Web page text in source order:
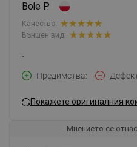
Bole P.
Качество:
Външен вид:
-
Предимства
-
Покажете оригиналния
Мнението се